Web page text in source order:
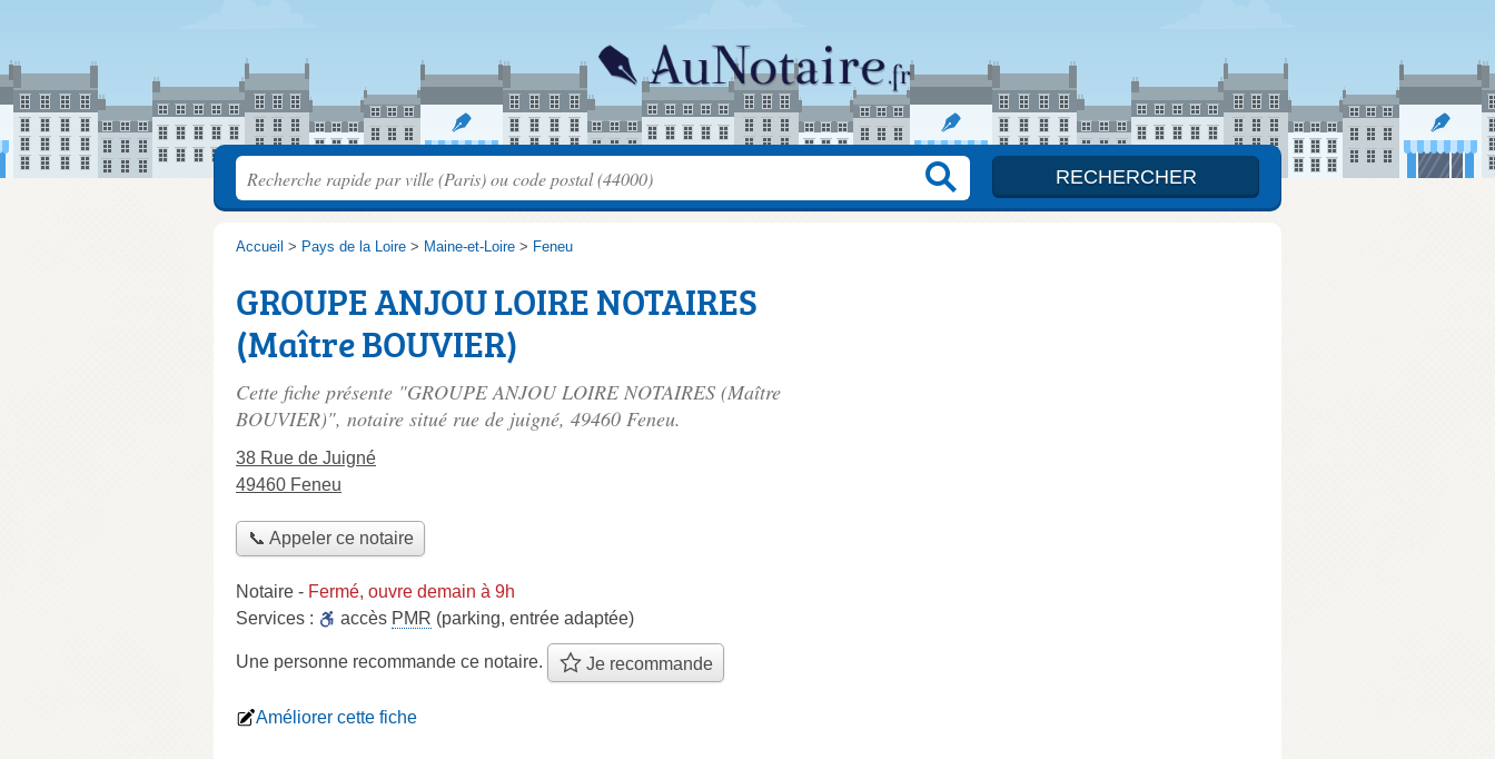
Accueil > Pays de la Loire > Maine-et-Loire > Feneu
GROUPE ANJOU LOIRE NOTAIRES
(Maître BOUVIER)
Cette fiche présente "GROUPE ANJOU LOIRE NOTAIRES (Maître
BOUVIER)", notaire situé rue de juigné, 49460 Feneu.
38 Rue de Juigné
49460 Feneu
📞 Appeler ce notaire
Notaire - Fermé, ouvre demain à 9h
Services :
accès PMR (parking, entrée adaptée)
Une personne recommande ce notaire. Je recommande
Améliorer cette fiche